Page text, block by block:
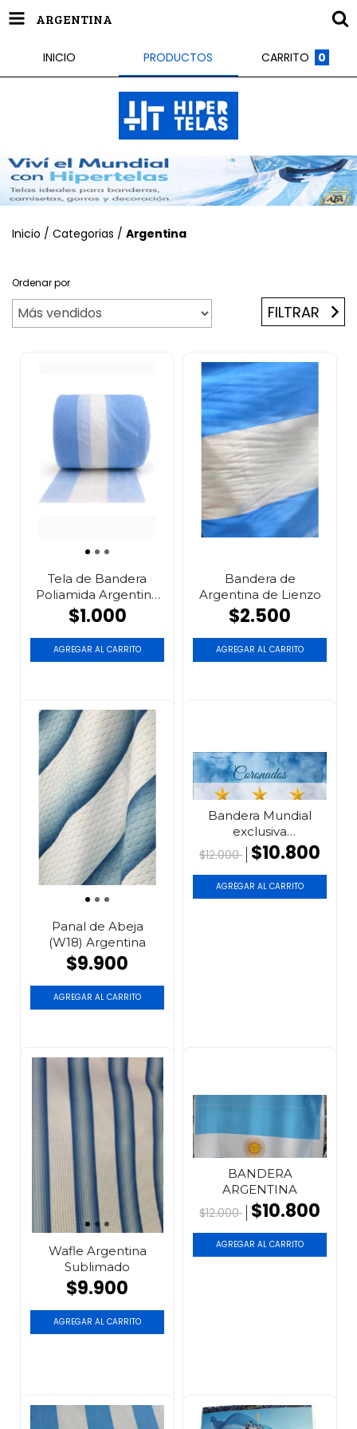
ARGENTINA
INICIO PRODUCTOS CARRITO 0
Inicio / Categorias / Argentina
Ordenar por
FILTRAR
Tela de Bandera
Poliamida Argentina
anch...
$1.000
Bandera de
Argentina de Lienzo
$2.500
Panal de Abeja
(W18) Argentina
$9.900
Bandera Mundial
exclusiva
CORONADOS DE G...
$12.000 $10.800
Wafle Argentina
Sublimado
$9.900
BANDERA
ARGENTINA
$12.000 $10.800